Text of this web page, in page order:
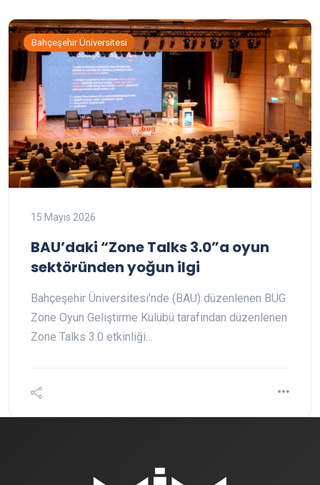
Bahçeşehir Üniversitesi
15 Mayıs 2026
BAU’daki “Zone Talks 3.0”a oyun
sektöründen yoğun ilgi
Bahçeşehir Üniversitesi’nde (BAU) düzenlenen BUG
Zone Oyun Geliştirme Kulübü tarafından düzenlenen
Zone Talks 3.0 etkinliği…